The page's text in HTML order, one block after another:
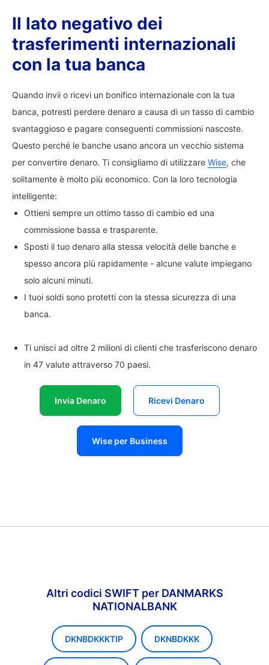
Il lato negativo dei
trasferimenti internazionali
con la tua banca
Quando invii o ricevi un bonifico internazionale con la tua
banca, potresti perdere denaro a causa di un tasso di cambio
svantaggioso e pagare conseguenti commissioni nascoste.
Questo perché le banche usano ancora un vecchio sistema
per convertire denaro. Ti consigliamo di utilizzare Wise, che
solitamente è molto più economico. Con la loro tecnologia
intelligente:
Ottieni sempre un ottimo tasso di cambio ed una
commissione bassa e trasparente.
Sposti il tuo denaro alla stessa velocità delle banche e
spesso ancora più rapidamente - alcune valute impiegano
solo alcuni minuti.
I tuoi soldi sono protetti con la stessa sicurezza di una
banca.
Ti unisci ad oltre 2 milioni di clienti che trasferiscono denaro
in 47 valute attraverso 70 paesi.
Invia Denaro Ricevi Denaro
Wise per Business
Altri codici SWIFT per DANMARKS
NATIONALBANK
DKNBDKKKTIP DKNBDKKK